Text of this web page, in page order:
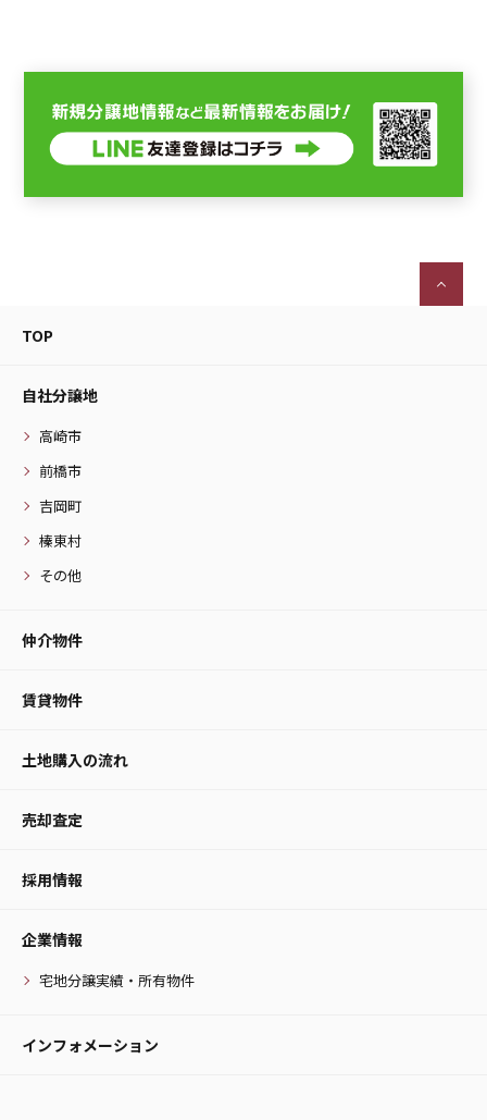
TOP
自社分譲地
高崎市
前橋市
吉岡町
榛東村
その他
仲介物件
賃貸物件
土地購入の流れ
売却査定
採用情報
企業情報
宅地分譲実績・所有物件
インフォメーション